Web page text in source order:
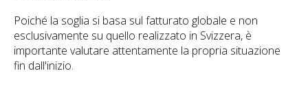
Poiché la soglia si basa sul fatturato globale e non
esclusivamente su quello realizzato in Svizzera, è
importante valutare attentamente la propria situazione
fin dall'inizio.